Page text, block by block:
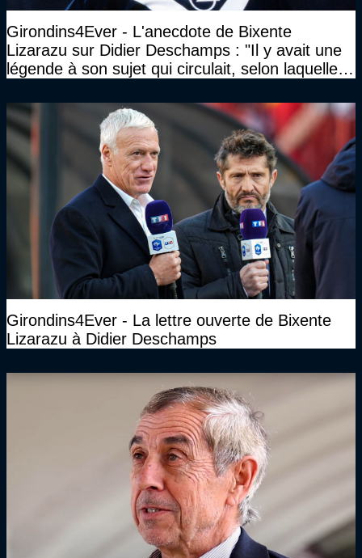
Girondins4Ever - L'anecdote de Bixente
Lizarazu sur Didier Deschamps : "Il y avait une
légende à son sujet qui circulait, selon laquelle il
Girondins4Ever - La lettre ouverte de Bixente
Lizarazu à Didier Deschamps